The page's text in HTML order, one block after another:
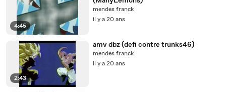
4:45
mendes franck
il y a 20 ans
2:43
amv dbz (defi contre trunks46)
mendes franck
il y a 20 ans